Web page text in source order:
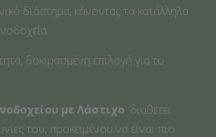
διάστημα, κάνοντας τα κατάλληλα
δοκιμασμένη επιλογή για το
με Λάστιχο διαθέτει
του, προκειμένου να είναι πιο